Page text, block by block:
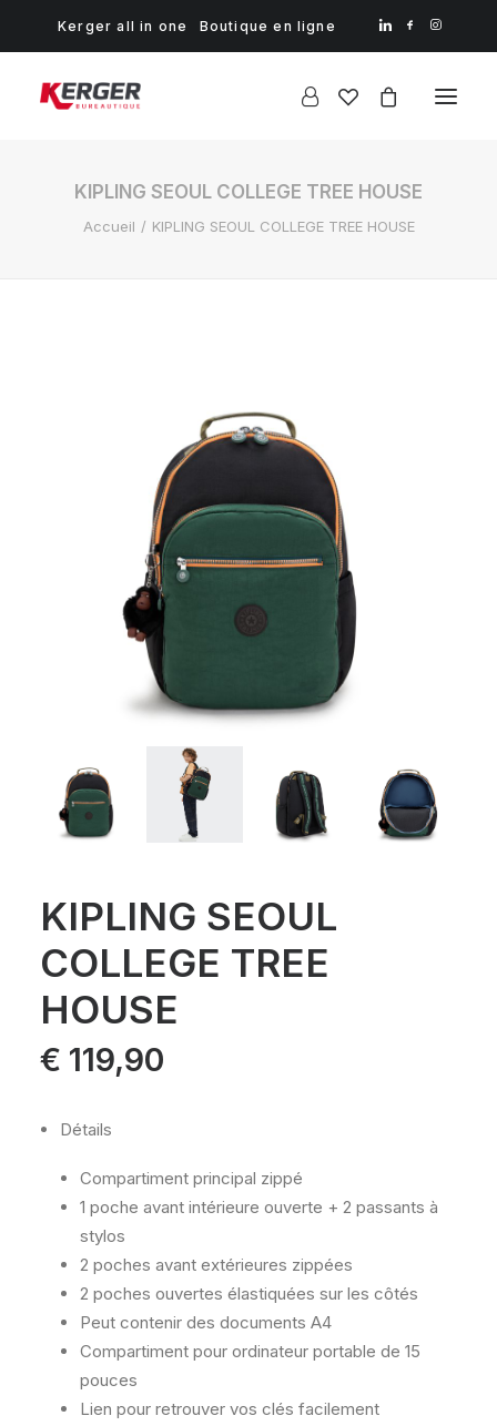
Kerger all in one Boutique en ligne
KIPLING SEOUL COLLEGE TREE HOUSE
Accueil KIPLING SEOUL COLLEGE TREE HOUSE
KIPLING SEOUL
COLLEGE TREE
HOUSE
€ 119,90
Détails
Compartiment principal zippé
1 poche avant intérieure ouverte + 2 passants à
stylos
2 poches avant extérieures zippées
2 poches ouvertes élastiquées sur les côtés
Peut contenir des documents A4
Compartiment pour ordinateur portable de 15
pouces
Lien pour retrouver vos clés facilement